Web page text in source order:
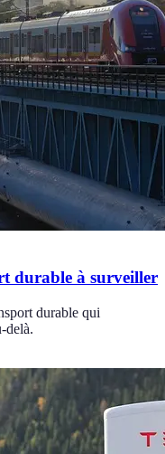
durable à surveiller
durable qui
delà.